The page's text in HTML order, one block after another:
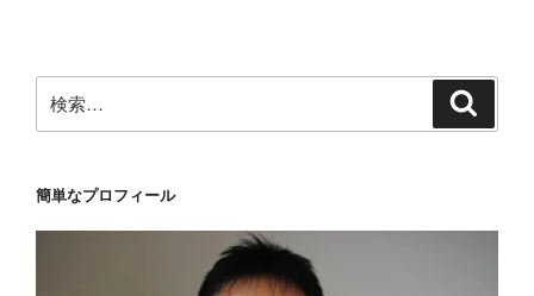
索:
簡単なプロフィール